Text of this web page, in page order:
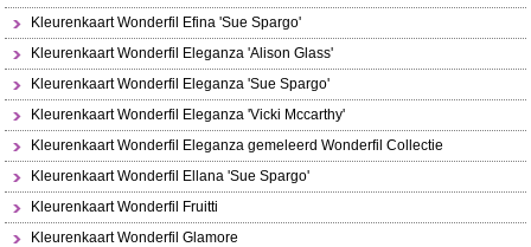
Kleurenkaart Wonderfil Efina 'Sue Spargo'
Kleurenkaart Wonderfil Eleganza 'Alison Glass'
Kleurenkaart Wonderfil Eleganza 'Sue Spargo'
Kleurenkaart Wonderfil Eleganza 'Vicki Mccarthy'
Kleurenkaart Wonderfil Eleganza gemeleerd Wonderfil Collectie
Kleurenkaart Wonderfil Ellana 'Sue Spargo'
Kleurenkaart Wonderfil Fruitti
Kleurenkaart Wonderfil Glamore